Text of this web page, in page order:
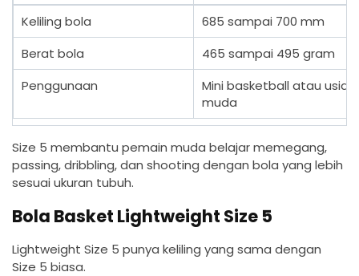
Keliling bola
685 sampai 700 mm
Berat bola
465 sampai 495 gram
Penggunaan
Mini basketball atau usia
muda
Size 5 membantu pemain muda belajar memegang,
passing, dribbling, dan shooting dengan bola yang lebih
sesuai ukuran tubuh.
Bola Basket Lightweight Size 5
Lightweight Size 5 punya keliling yang sama dengan
Size 5 biasa.